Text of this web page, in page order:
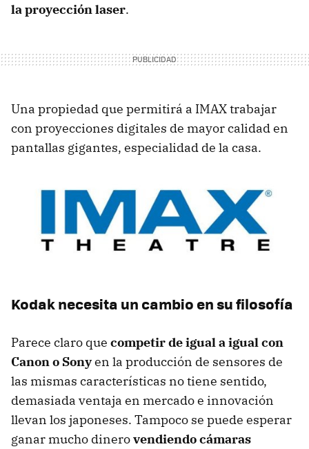
la proyección laser.
Una propiedad que permitirá a IMAXtrabajar
con proyecciones digitales de mayor calidad en
pantallas gigantes, especialidad de la casa.
Kodak necesita un cambio en su filosofía
Parece claro que competir de igual a igual con
Canon o Sonyen la producción de sensores de
las mismas características no tiene sentido,
demasiada ventaja en mercado e innovación
llevan los japoneses. Tampoco se puede esperar
ganar mucho dinerovendiendo cámaras